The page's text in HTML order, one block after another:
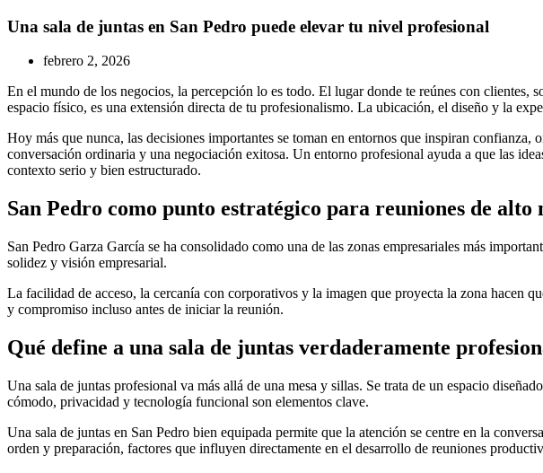
Una sala de juntas en San Pedro puede elevar tu nivel profesional
febrero 2, 2026
En el mundo de los negocios, la percepción lo es todo. El lugar donde te reúnes con clientes,
espacio físico, es una extensión directa de tu profesionalismo. La ubicación, el diseño y la
Hoy más que nunca, las decisiones importantes se toman en entornos que inspiran
conversación ordinaria y una negociación exitosa. Un entorno profesional ayuda a que las
contexto serio y bien estructurado.
San Pedro como punto estratégico para reuniones de alto
San Pedro Garza García se ha consolidado como una de las zonas empresariales más
solidez y visión empresarial.
La facilidad de acceso, la cercanía con corporativos y la imagen que proyecta la zona hacen
y compromiso incluso antes de iniciar la reunión.
Qué define a una sala de juntas verdaderamente
Una sala de juntas profesional va más allá de una mesa y sillas. Se trata de un espacio
cómodo, privacidad y tecnología funcional son elementos clave.
Una sala de juntas en San Pedro bien equipada permite que la atención se centre en la
orden y preparación, factores que influyen directamente en el desarrollo de reuniones